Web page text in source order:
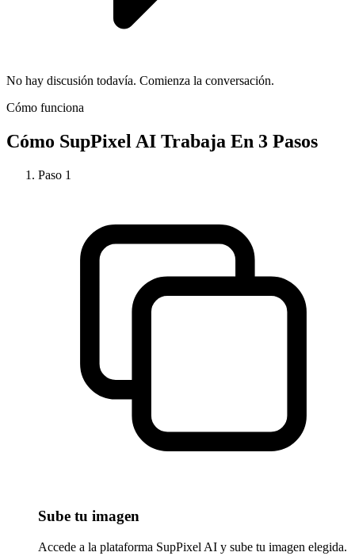
No hay discusión todavía. Comienza la conversación.
Cómo funciona
Cómo SupPixel AI Trabaja En 3 Pasos
Paso 1
Sube tu imagen
Accede a la plataforma SupPixel AI y sube tu imagen elegida.